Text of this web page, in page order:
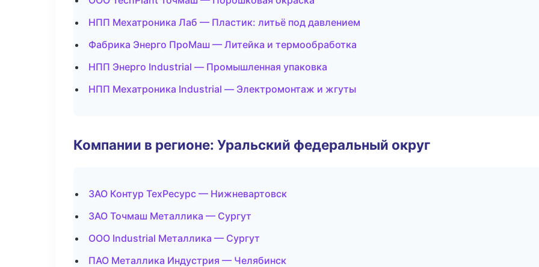
НПП Мехатроника Лаб — Пластик: литьё под давлением
Фабрика Энерго ПроМаш — Литейка и термообработка
НПП Энерго Industrial — Промышленная упаковка
НПП Мехатроника Industrial — Электромонтаж и жгуты
Компании в регионе: Уральский федеральный округ
ЗАО Контур ТехРесурс — Нижневартовск
ЗАО Точмаш Металлика — Сургут
ООО Industrial Металлика — Сургут
ПАО Металлика Индустрия — Челябинск